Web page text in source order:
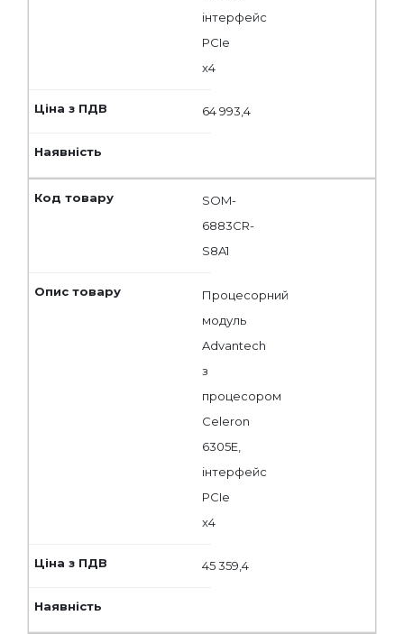
інтерфейс
PCIe
x4
64 993,4
SOM-
6883CR-
S8A1
Процесорний
модуль
Advantech
з
процесором
Celeron
6305E,
інтерфейс
PCIe
x4
45 359,4